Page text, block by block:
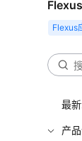
最
产